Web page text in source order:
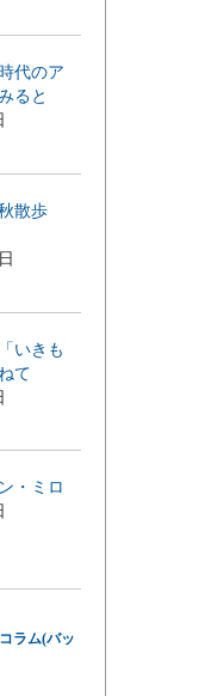
代のア
ると
散歩
いきも
て
・ミロ
ラム(バッ